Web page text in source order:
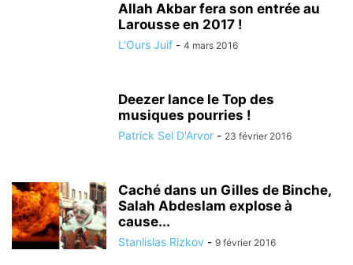
Allah Akbar fera son entrée au
Larousse en 2017 !
L'Ours Juif - 4 mars 2016
Deezer lance le Top des
musiques pourries !
Patrick Sel D'Arvor - 23 février 2016
Caché dans un Gilles de Binche,
Salah Abdeslam explose à
cause...
Stanlislas Rizkov - 9 février 2016